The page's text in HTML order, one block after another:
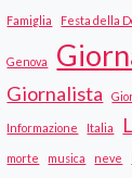
Famiglia Festa della
Genova
Giornalista
Informazione Italia
morte musica neve